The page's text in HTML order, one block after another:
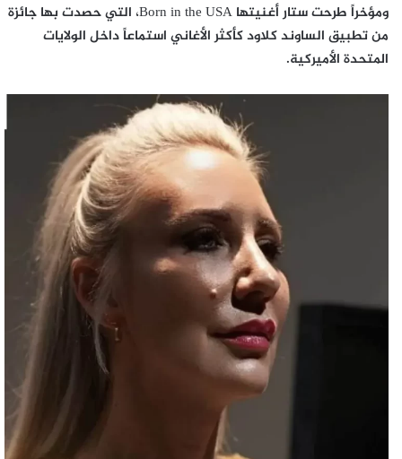
ومؤخراً طرحت ستار أغنيتها Born in the USA، التي حصدت بها جائزة
من تطبيق الساوند كلاود كأكثر الأغاني استماعاً داخل الولايات
المتحدة الأميركية.